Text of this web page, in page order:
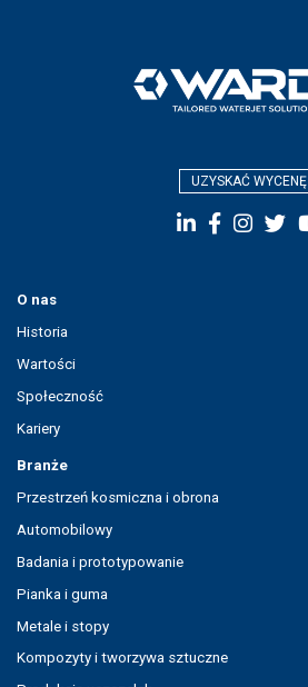
UZYSKAĆ WYCENĘ
O nas
Historia
Wartości
Społeczność
Kariery
Branże
Przestrzeń kosmiczna i obrona
Automobilowy
Badania i prototypowanie
Pianka i guma
Metale i stopy
Kompozyty i tworzywa sztuczne